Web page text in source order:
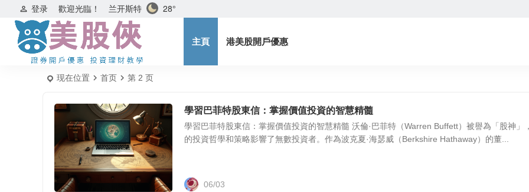
歡迎光臨！
登录 兰开斯特 28°
主頁 港美股開戶優惠
现在位置 首页 第 2 页
學習巴菲特股東信：掌握價值投資的智慧精髓
學習巴菲特股東信：掌握價值投資的智慧精髓 沃倫·巴菲特（Warren Buffett）被譽為「股神」
的投資哲學和策略影響了無數投資者。作為波克夏·海瑟威（Berkshire Hathaway）的董...
06/03